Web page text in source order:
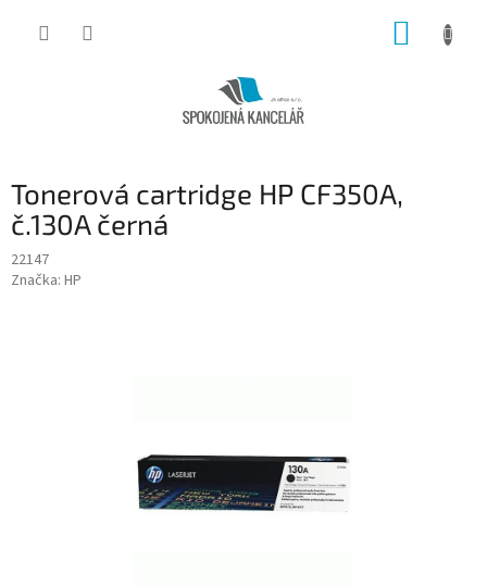
Tonerová cartridge HP CF350A,
č.130A černá
22147
Značka: HP